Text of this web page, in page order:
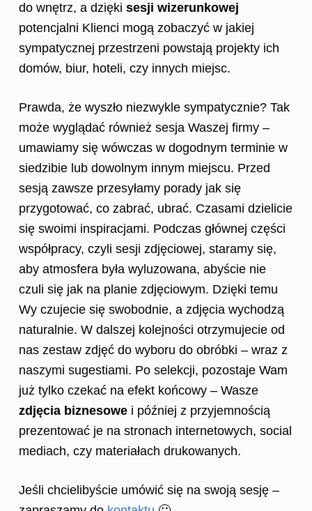
do wnętrz, a dzięki sesji wizerunkowej
potencjalni Klienci mogą zobaczyć w jakiej
sympatycznej przestrzeni powstają projekty ich
domów, biur, hoteli, czy innych miejsc.
Prawda, że wyszło niezwykle sympatycznie? Tak
może wyglądać również sesja Waszej firmy –
umawiamy się wówczas w dogodnym terminie w
siedzibie lub dowolnym innym miejscu. Przed
sesją zawsze przesyłamy porady jak się
przygotować, co zabrać, ubrać. Czasami dzielicie
się swoimi inspiracjami. Podczas głównej części
współpracy, czyli sesji zdjęciowej, staramy się,
aby atmosfera była wyluzowana, abyście nie
czuli się jak na planie zdjęciowym. Dzięki temu
Wy czujecie się swobodnie, a zdjęcia wychodzą
naturalnie. W dalszej kolejności otrzymujecie od
nas zestaw zdjęć do wyboru do obróbki – wraz z
naszymi sugestiami. Po selekcji, pozostaje Wam
już tylko czekać na efekt końcowy – Wasze
zdjęcia biznesowei później z przyjemnością
prezentować je na stronach internetowych, social
mediach, czy materiałach drukowanych.
Jeśli chcielibyście umówić się na swoją sesję –